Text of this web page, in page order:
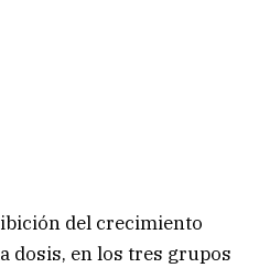
del crecimiento
dosis, en los tres grupos